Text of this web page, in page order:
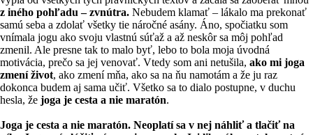
z iného pohľadu – zvnútra. Nebudem klamať – lákalo ma prekonať
samú seba a zdolať všetky tie náročné asány. Áno, spočiatku som
vnímala jogu ako svoju vlastnú súťaž a až neskôr sa môj pohľad
zmenil. Ale presne tak to malo byť, lebo to bola moja úvodná
motivácia, prečo sa jej venovať. Vtedy som ani netušila, ako mi joga
zmení život, ako zmení mňa, ako sa na ňu namotám a že ju raz
dokonca budem aj sama učiť. Všetko sa to dialo postupne, v duchu
hesla, že joga je cesta a nie maratón.
Joga je cesta a nie maratón. Neoplatí sa v nej náhliť a tlačiť na